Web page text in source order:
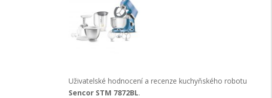
Uživatelské hodnocení a recenze kuchyňského robotu
Sencor STM 7872BL.